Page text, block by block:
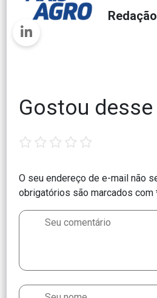
Gostou
O seu endereço de e-mail não
obrigatórios são marcados com
star stars stars stars stars